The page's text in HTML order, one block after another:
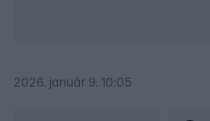
2026. január 9. 10:05